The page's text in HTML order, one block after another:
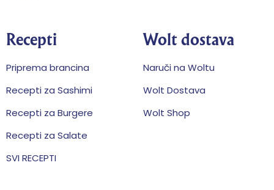
Recepti
Priprema brancina
Recepti za Sashimi
Recepti za Burgere
Recepti za Salate
SVI RECEPTI
Wolt dostava
Naruči na Woltu
Wolt Dostava
Wolt Shop